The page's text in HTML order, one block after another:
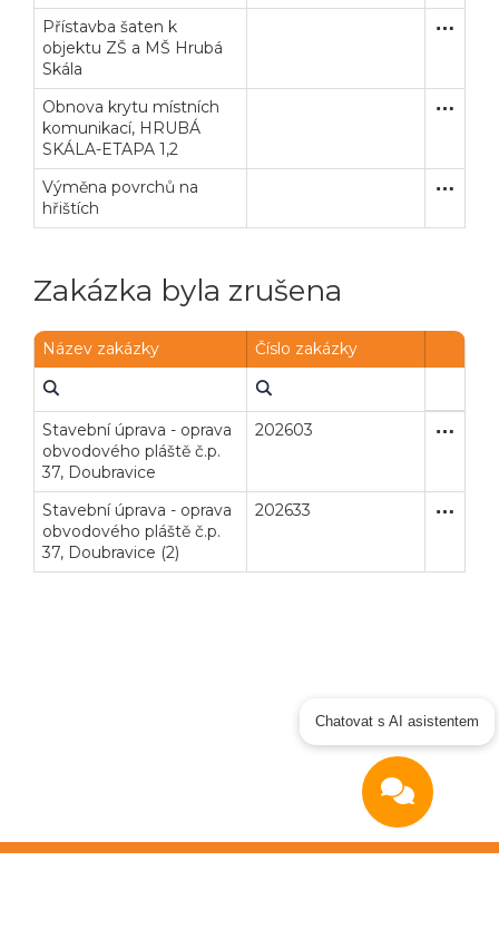
Přístavba šaten k
objektu ZŠ a MŠ Hrubá
Skála
Obnova krytu místních
komunikací, HRUBÁ
SKÁLA-ETAPA 1,2
Výměna povrchů na
hřištích
Zakázka byla zrušena
Název zakázky Číslo zakázky
Stavební úprava - oprava
obvodového pláště č.p.
37, Doubravice
202603
Stavební úprava - oprava
obvodového pláště č.p.
37, Doubravice (2)
202633
Chatovat s AI asistentem